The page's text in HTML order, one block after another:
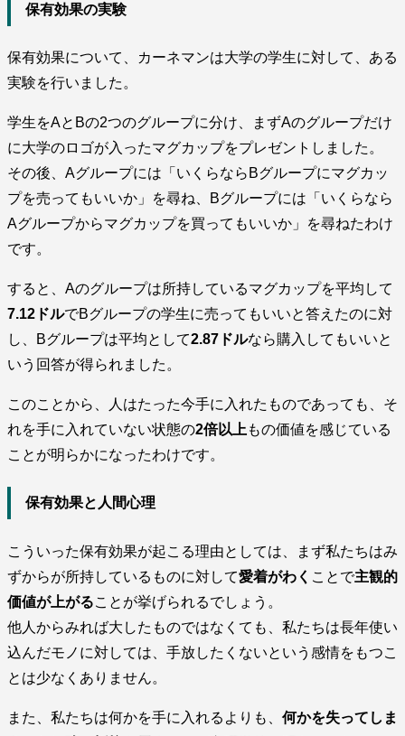
保有効果の実験
保有効果について、カーネマンは大学の学生に対して、ある
実験を行いました。
学生をAとBの2つのグループに分け、まずAのグループだけ
に大学のロゴが入ったマグカップをプレゼントしました。
その後、Aグループには「いくらならBグループにマグカッ
プを売ってもいいか」を尋ね、Bグループには「いくらなら
Aグループからマグカップを買ってもいいか」を尋ねたわけ
です。
すると、Aのグループは所持しているマグカップを平均して
7.12ドルでBグループの学生に売ってもいいと答えたのに対
し、Bグループは平均として2.87ドルなら購入してもいいと
いう回答が得られました。
このことから、人はたった今手に入れたものであっても、そ
れを手に入れていない状態の2倍以上 もの価値を感じている
ことが明らかになったわけです。
保有効果と人間心理
こういった保有効果が起こる理由としては、まず私たちはみ
ずからが所持しているものに対して愛着がわく ことで主観的
価値が上がることが挙げられるでしょう。
他人からみれば大したものではなくても、私たちは長年使い
込んだモノに対しては、手放したくないという感情をもつこ
とは少なくありません。
また、私たちは何かを手に入れるよりも、 何かを失ってしま